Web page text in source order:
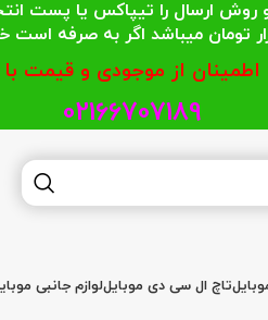
تاچ ال سی دی موبایللوازم جانبی
کمتر از 200 هزار تومان میباشد و روش
از موجودی و قیمت
02166707189